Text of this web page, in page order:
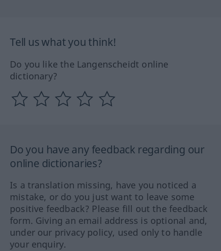
Tell us what you think!
Do you like the Langenscheidt online
dictionary?
Do you have any feedback regarding our
online dictionaries?
Is a translation missing, have you noticed a
mistake, or do you just want to leave some
positive feedback? Please fill out the feedback
form. Giving an email address is optional and,
under our privacy policy, used only to handle
your enquiry.